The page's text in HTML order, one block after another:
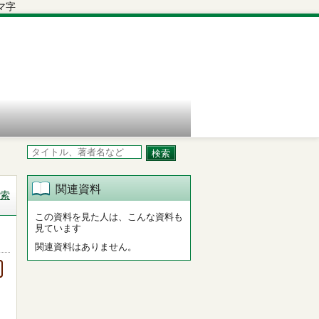
関連資料
この資料を見た人は、こんな資料も
見ています
関連資料はありません。